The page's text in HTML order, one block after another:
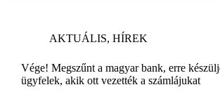
AKTUÁLIS, HÍREK
Vége! Megszűnt a magyar bank, erre
ügyfelek, akik ott vezették a számlájukat